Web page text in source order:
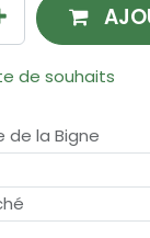
de souhaits
de la Bigne